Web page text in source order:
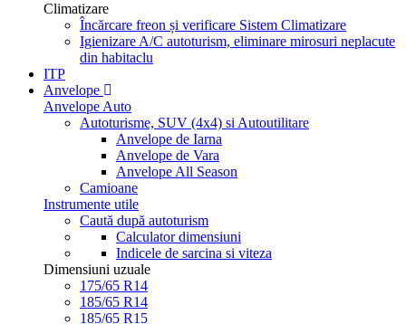
Climatizare
Încărcare freon și verificare Sistem Climatizare
Igienizare A/C autoturism, eliminare mirosuri neplacute
din habitaclu
ITP
Anvelope
Anvelope Auto
Autoturisme, SUV (4x4) si Autoutilitare
Anvelope de Iarna
Anvelope de Vara
Anvelope All Season
Camioane
Instrumente utile
Caută după autoturism
Calculator dimensiuni
Indicele de sarcina si viteza
Dimensiuni uzuale
175/65 R14
185/65 R14
185/65 R15